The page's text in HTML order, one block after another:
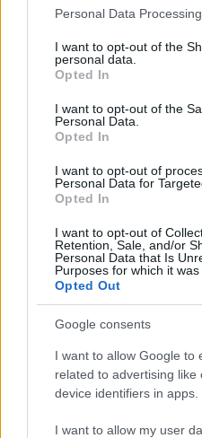
Please note that this website/
not limited to your visit or
grant or deny consent to
use your data for below
consent section.
Personal Data
I want to opt-out of the
personal data.
Opted In
I want to opt-out of the
Personal Data.
Opted In
I want to opt-out of
Personal Data for
Opted In
I want to opt-out of
Retention, Sale, and/or
Personal Data that Is
Purposes for which it was
Opted Out
Google consents
I want to allow Google to
related to advertising like
device identifiers in apps.
I want to allow my user
Megváltozik az
legnépszerűbb
logója
Zöldpálya.hu | 2023 június 26.
Az új embléma a
fel először.
Valószínűleg csak kevés
ne tudná akár